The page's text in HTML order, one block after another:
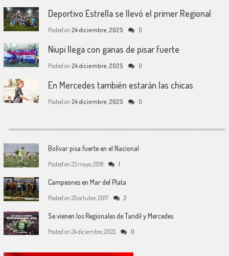
Deportivo Estrella se llevó el primer Regional
Posted on 24 diciembre, 2025 0
Niupi llega con ganas de pisar fuerte
Posted on 24 diciembre, 2025 0
En Mercedes también estarán las chicas
Posted on 24 diciembre, 2025 0
Bolívar pisa fuerte en el Nacional
Posted on 23 mayo, 2018 1
Campeones en Mar del Plata
Posted on 25 octubre, 2017 2
Se vienen los Regionales de Tandil y Mercedes
Posted on 24 diciembre, 2025 0